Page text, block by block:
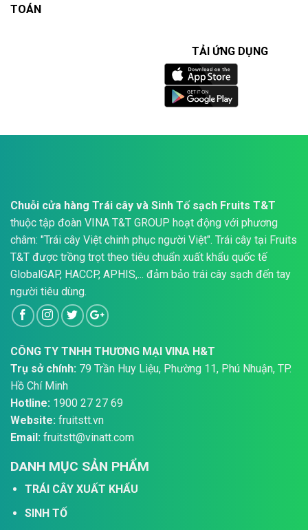
TOÁN
TẢI ỨNG DỤNG
Chuỗi cửa hàng Trái cây và Sinh Tố sạch Fruits T&T
thuộc tập đoàn VINA T&T GROUP hoạt động với phương
châm: "Trái cây Việt chinh phục người Việt". Trái cây tại Fruits
T&T được trồng trọt theo tiêu chuẩn xuất khẩu quốc tế
GlobalGAP, HACCP, APHIS,... đảm bảo trái cây sạch đến tay
người tiêu dùng.
CÔNG TY TNHH THƯƠNG MẠI VINA H&T
Trụ sở chính: 79 Trần Huy Liệu, Phường 11, Phú Nhuận, TP.
Hồ Chí Minh
Hotline: 1900 27 27 69
Website: fruitstt.vn
Email: fruitstt@vinatt.com
DANH MỤC SẢN PHẨM
TRÁI CÂY XUẤT KHẨU
SINH TỐ